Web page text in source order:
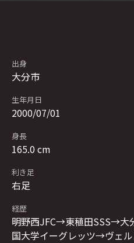
出身
大分市
生年月日
2000/07/01
身長
165.0 cm
利き足
右足
経歴
明野西JFC→東稙田SSS→大
国大学イーグレッツ→ヴェ